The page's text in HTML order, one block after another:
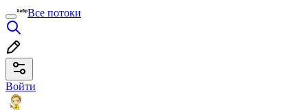
Все потоки
Войти